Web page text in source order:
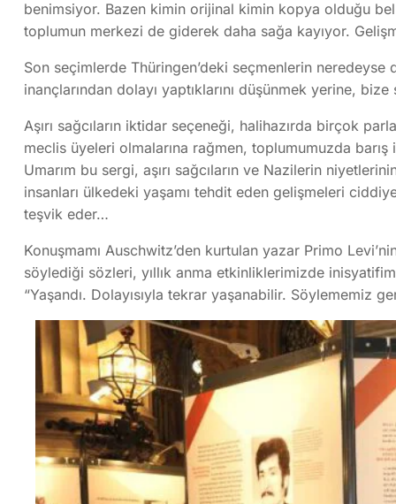
benimsiyor. Bazen kimin orijinal kimin kopya olduğu
toplumun merkezi de giderek daha sağa kayıyor.
Son seçimlerde Thüringen’deki seçmenlerin
inançlarından dolayı yaptıklarını düşünmek yerine,
Aşırı sağcıların iktidar seçeneği, halihazırda birçok
meclis üyeleri olmalarına rağmen, toplumumuzda
Umarım bu sergi, aşırı sağcıların ve Nazilerin
insanları ülkedeki yaşamı tehdit eden gelişmeleri
teşvik eder…
Konuşmamı Auschwitz’den kurtulan yazar Primo
söylediği sözleri, yıllık anma etkinliklerimizde
“Yaşandı. Dolayısıyla tekrar yaşanabilir. Söylememiz